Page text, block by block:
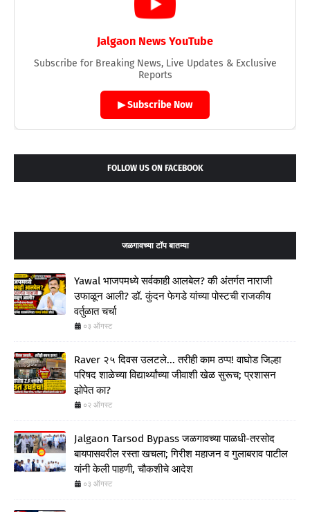
Jalgaon News YouTube
Subscribe for Breaking News, Live Updates & Exclusive
Reports
▶ Subscribe Now
FOLLOW US ON FACEBOOK
जळगावच्या टॉप बातम्या
Yawal भाजपमध्ये सर्वकाही आलबेल? की अंतर्गत नाराजी
उफाळून आली? डॉ. कुंदन फेगडे यांच्या पोस्टची राजकीय
वर्तुळात चर्चा
०३ ऑगस्ट
Raver २५ दिवस उलटले... तरीही काम ठप्प! वाघोड जिल्हा
परिषद शाळेच्या विद्यार्थ्यांच्या जीवाशी खेळ सुरूच; प्रशासन
झोपेत का?
०२ ऑगस्ट
Jalgaon Tarsod Bypass जळगावच्या पाळधी-तरसोद
बायपासवरील रस्ता खचला; गिरीश महाजन व गुलाबराव पाटील
यांनी केली पाहणी, चौकशीचे आदेश
०३ ऑगस्ट